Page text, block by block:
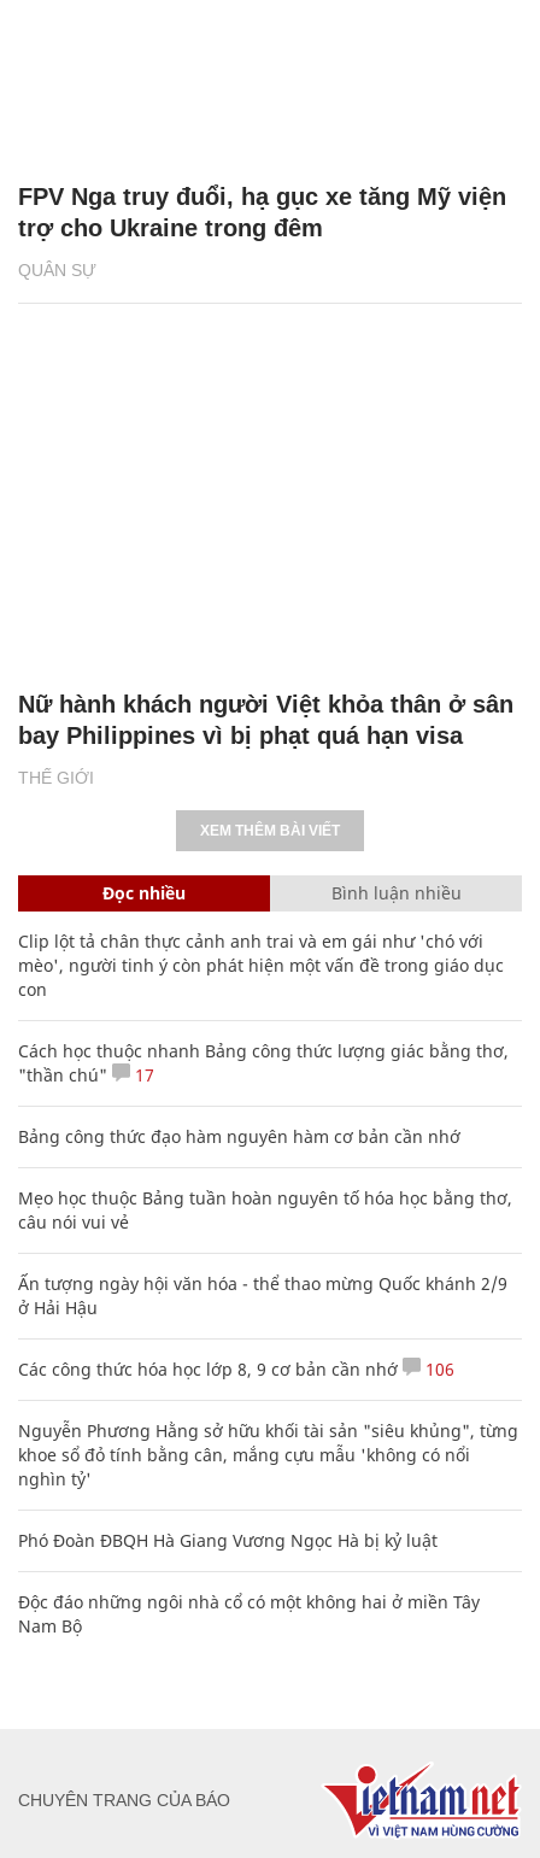
QUÂN SỰ
FPV Nga truy đuổi, hạ gục xe tăng Mỹ viện
trợ cho Ukraine trong đêm
THẾ GIỚI
Nữ hành khách người Việt khỏa thân ở sân
bay Philippines vì bị phạt quá hạn visa
XEM THÊM BÀI VIẾT
Đọc nhiều Bình luận nhiều
Clip lột tả chân thực cảnh anh trai và em gái như 'chó với
mèo', người tinh ý còn phát hiện một vấn đề trong giáo dục
con
Cách học thuộc nhanh Bảng công thức lượng giác bằng thơ,
"thần chú"
17
Bảng công thức đạo hàm nguyên hàm cơ bản cần nhớ
Mẹo học thuộc Bảng tuần hoàn nguyên tố hóa học bằng thơ,
câu nói vui vẻ
Ấn tượng ngày hội văn hóa - thể thao mừng Quốc khánh 2/9
ở Hải Hậu
Các công thức hóa học lớp 8, 9 cơ bản cần nhớ 106
Nguyễn Phương Hằng sở hữu khối tài sản "siêu khủng", từng
khoe sổ đỏ tính bằng cân, mắng cựu mẫu 'không có nổi
nghìn tỷ'
Phó Đoàn ĐBQH Hà Giang Vương Ngọc Hà bị kỷ luật
Độc đáo những ngôi nhà cổ có một không hai ở miền Tây
Nam Bộ
CHUYÊN TRANG CỦA BÁO